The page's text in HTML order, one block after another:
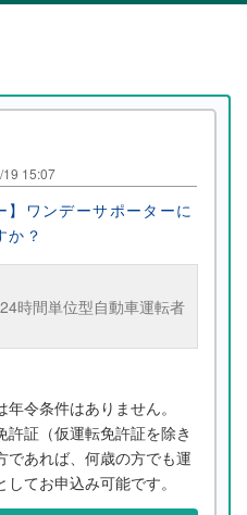
19 15:07
】ワンデーサポーターに
か？
時間単位型自動車運転者
令条件はありません。
許証（仮運転免許証を除き
であれば、何歳の方でも運
てお申込み可能です。